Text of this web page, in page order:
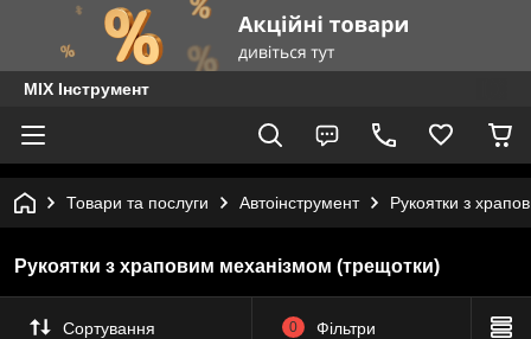
MIX Інструмент
Товари та послуги Автоінструмент Рукоятки з
Рукоятки з храповим механізмом (трещотки)
Сортування 0 Фільтри